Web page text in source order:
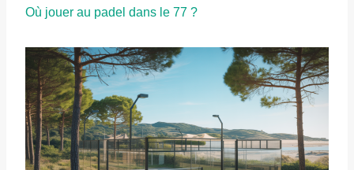
Où jouer au padel dans le 77 ?